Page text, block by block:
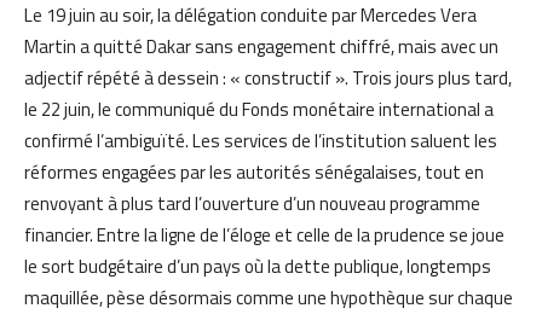
Le 19 juin au soir, la délégation conduite par Mercedes Vera
Martin a quitté Dakar sans engagement chiffré, mais avec un
adjectif répété à dessein : « constructif ». Trois jours plus tard,
le 22 juin, le communiqué du Fonds monétaire international a
confirmé l’ambiguïté. Les services de l’institution saluent les
réformes engagées par les autorités sénégalaises, tout en
renvoyant à plus tard l’ouverture d’un nouveau programme
financier. Entre la ligne de l’éloge et celle de la prudence se joue
le sort budgétaire d’un pays où la dette publique, longtemps
maquillée, pèse désormais comme une hypothèque sur chaque